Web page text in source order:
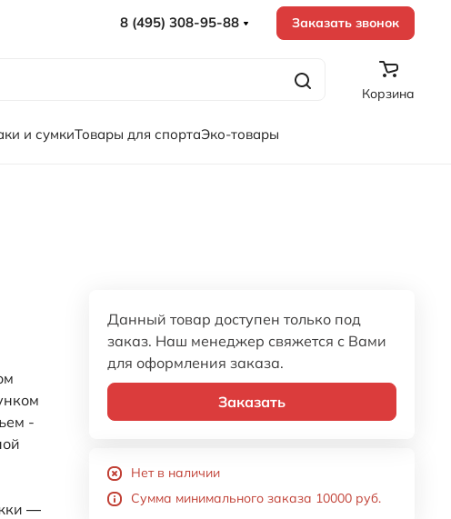
8 (495) 308-95-88 Заказать звонок
Корзина
и сумкиТовары для спортаЭко-товары
-
—
Данный товар доступен только под
заказ. Наш менеджер свяжется с Вами
для оформления заказа.
Заказать
Нет в наличии
Сумма минимального заказа 10000 руб.